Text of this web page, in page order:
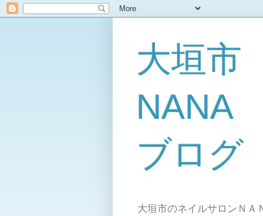
大垣市
NANA
ブログ
大垣市のネイルサロンＮＡ